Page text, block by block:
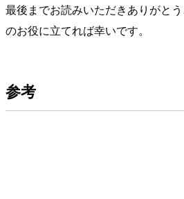
最後までお読みいただきありがと
のお役に立てれば幸いです。
参考